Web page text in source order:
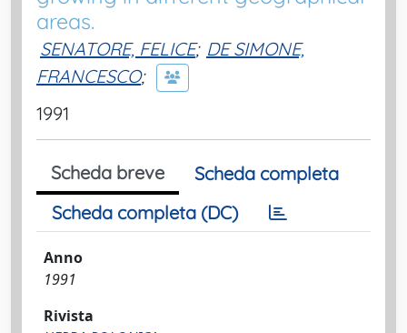
areas.
SENATORE, FELICE; DE SIMONE,
FRANCESCO;
1991
Scheda breve
Scheda completa
Scheda completa (DC)
Anno
1991
Rivista